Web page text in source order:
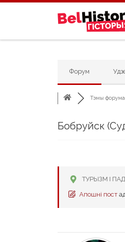
Skip to content
Форум
Тэмы форума
Бобруйск
ТУРЫЗМ І
Апошні пост